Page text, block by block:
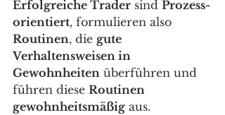
Erfolgreiche Trader sind Prozess-
orientiert, formulieren also
Routinen, die gute
Verhaltensweisen in
Gewohnheiten überführen und
führen diese Routinen
gewohnheitsmäßig aus.